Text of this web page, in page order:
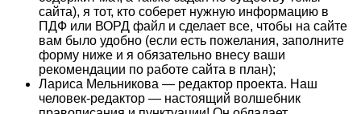
сайта), я тот, кто соберет нужную информацию в
ПДФ или ВОРД файл и сделает все, чтобы на сайте
вам было удобно (если есть пожелания, заполните
форму ниже и я обязательно внесу ваши
рекомендации по работе сайта в план);
Лариса Мельникова — редактор проекта. Наш
человек-редактор — настоящий волшебник